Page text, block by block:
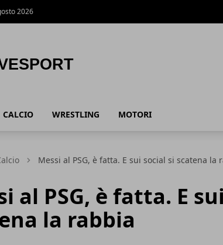
2026
CALCIO WRESTLING MOTORI
Messi al PSG, è fatta. E sui social si scatena la
al PSG, è fatta. E
la rabbia